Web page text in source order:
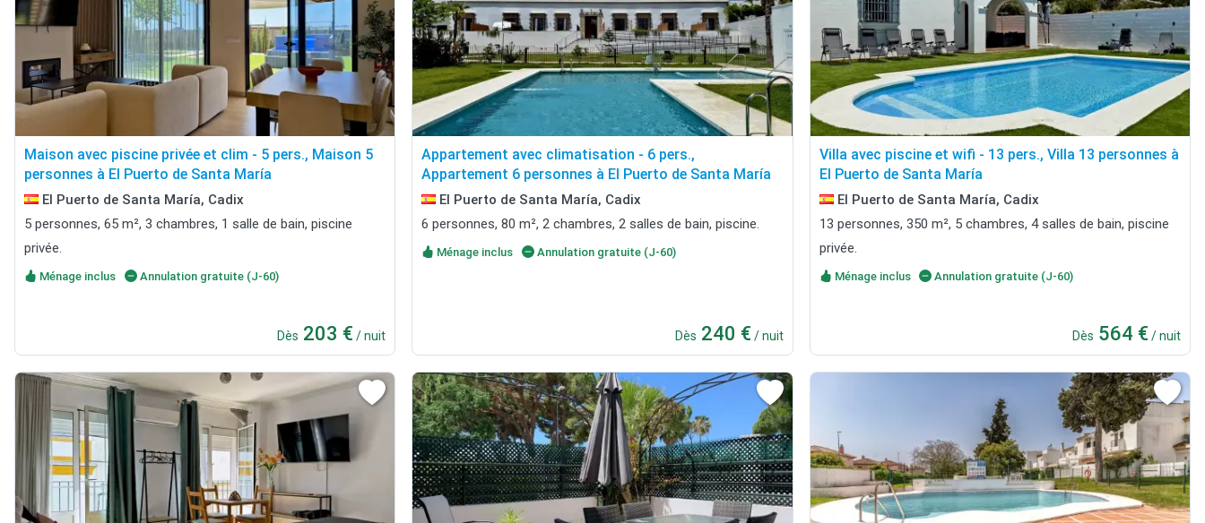
Maison avec piscine privée et clim - 5 pers., Maison 5
personnes à El Puerto de Santa María
El Puerto de Santa María, Cadix
5 personnes, 65 m², 3 chambres, 1 salle de bain, piscine
privée.
Ménage inclus Annulation gratuite (J-60)
Dès 203 € / nuit
Appartement avec climatisation - 6 pers.,
Appartement 6 personnes à El Puerto de Santa María
El Puerto de Santa María, Cadix
6 personnes, 80 m², 2 chambres, 2 salles de bain, piscine.
Ménage inclus Annulation gratuite (J-60)
Dès 240 € / nuit
Villa avec piscine et wifi - 13 pers., Villa 13 personnes à
El Puerto de Santa María
El Puerto de Santa María, Cadix
13 personnes, 350 m², 5 chambres, 4 salles de bain, piscine
privée.
Ménage inclus Annulation gratuite (J-60)
Dès 564 € / nuit